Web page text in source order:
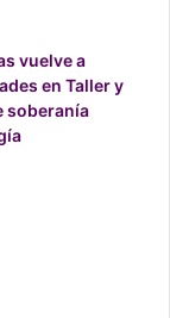
están
adicionales
vuelve a
en Taller y
soberanía